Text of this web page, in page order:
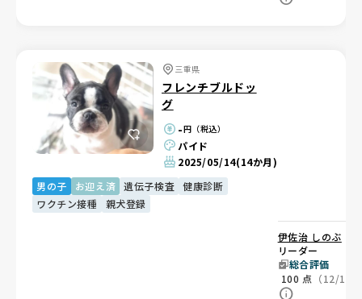
三重県
フレンチブルドッ
グ
-円（税込）
パイド
2025/05/14(14か月)
男の子
お迎え済 遺伝子検査
健康診断
ワクチン接種
親犬登録
伊佐治 しのぶ
リーダー
総合評価
100 点 （12/12）